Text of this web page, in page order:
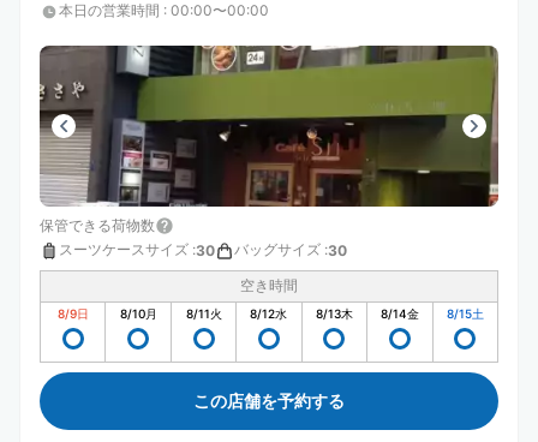
本日の営業時間 : 00:00〜00:00
保管できる荷物数
スーツケースサイズ :30 バッグサイズ :30
空き時間
8/9日 8/10月 8/11火 8/12水 8/13木 8/14金 8/15土
この店舗を予約する